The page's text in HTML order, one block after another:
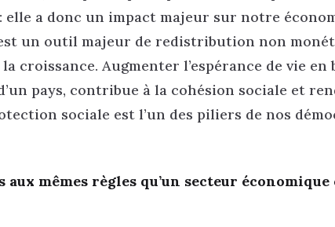
elle a donc un impact majeur sur notre
un outil majeur de redistribution non
croissance. Augmenter l’espérance de vie en
pays, contribue à la cohésion sociale et
sociale est l’un des piliers de nos
mêmes règles qu’un secteur économique